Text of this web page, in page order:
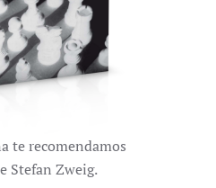
te recomendamos
Stefan Zweig.